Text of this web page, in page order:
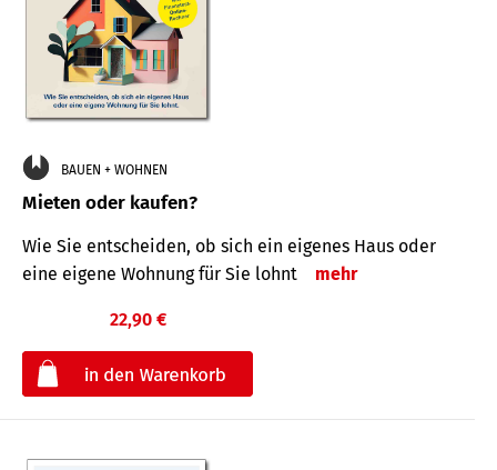
BAUEN + WOHNEN
Mieten oder kaufen?
Wie Sie entscheiden, ob sich ein eigenes Haus oder
eine eigene Wohnung für Sie lohnt
mehr
22,90 €